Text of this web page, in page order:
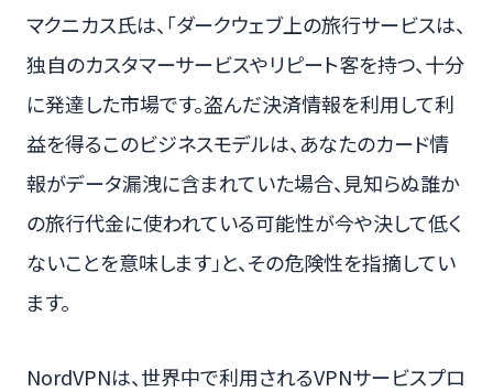
マクニカス氏は、「ダークウェブ上の旅行サービスは、
独自のカスタマーサービスやリピート客を持つ、十分
に発達した市場です。盗んだ決済情報を利用して利
益を得るこのビジネスモデルは、あなたのカード情
報がデータ漏洩に含まれていた場合、見知らぬ誰か
の旅行代金に使われている可能性が今や決して低く
ないことを意味します」と、その危険性を指摘してい
ます。
NordVPNは、世界中で利用されるVPNサービスプロ